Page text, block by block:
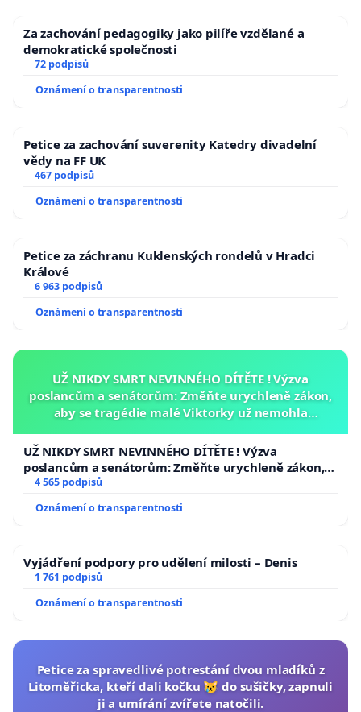
Za zachování pedagogiky jako pilíře vzdělané a
demokratické společnosti
72 podpisů
Oznámení o transparentnosti
Petice za zachování suverenity Katedry divadelní
vědy na FF UK
467 podpisů
Oznámení o transparentnosti
Petice za záchranu Kuklenských rondelů v Hradci
Králové
6 963 podpisů
Oznámení o transparentnosti
UŽ NIKDY SMRT NEVINNÉHO DÍTĚTE ! Výzva
poslancům a senátorům: Změňte urychleně zákon,
aby se tragédie malé Viktorky už nemohla
UŽ NIKDY SMRT NEVINNÉHO DÍTĚTE ! Výzva
poslancům a senátorům: Změňte urychleně zákon,
aby se tragédie malé Viktorky už nemohla opakovat!
4 565 podpisů
Oznámení o transparentnosti
Vyjádření podpory pro udělení milosti – Denis
1 761 podpisů
Oznámení o transparentnosti
Petice za spravedlivé potrestání dvou mladíků z
Litoměřicka, kteří dali kočku 😿 do sušičky, zapnuli
ji a umírání zvířete natočili.